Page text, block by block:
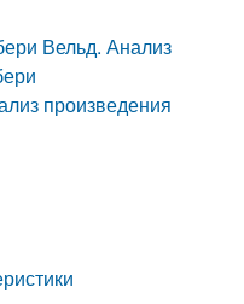
Вельд. Анализ
произведения